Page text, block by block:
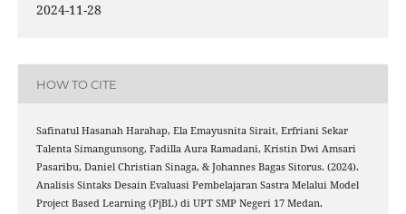
2024-11-28
HOW TO CITE
Safinatul Hasanah Harahap, Ela Emayusnita Sirait, Erfriani Sekar
Talenta Simangunsong, Fadilla Aura Ramadani, Kristin Dwi Amsari
Pasaribu, Daniel Christian Sinaga, & Johannes Bagas Sitorus. (2024).
Analisis Sintaks Desain Evaluasi Pembelajaran Sastra Melalui Model
Project Based Learning (PjBL) di UPT SMP Negeri 17 Medan.